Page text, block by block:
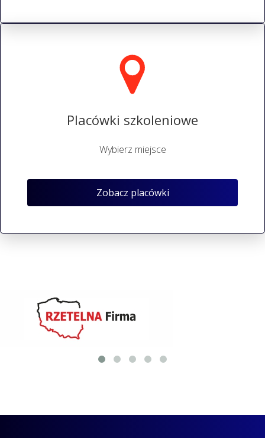
Placówki szkoleniowe
Wybierz miejsce
Zobacz placówki